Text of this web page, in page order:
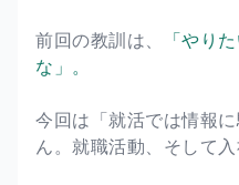
前回の教訓は、
「やり
な」。
今回は「就活では情報
ん。就職活動、そして